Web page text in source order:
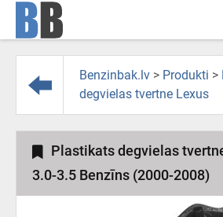
Benzinbak.lv > Produkti >
degvielas tvertne Lexus
Plastikats degvielas
3.0-3.5 Benzīns (2000-2008)